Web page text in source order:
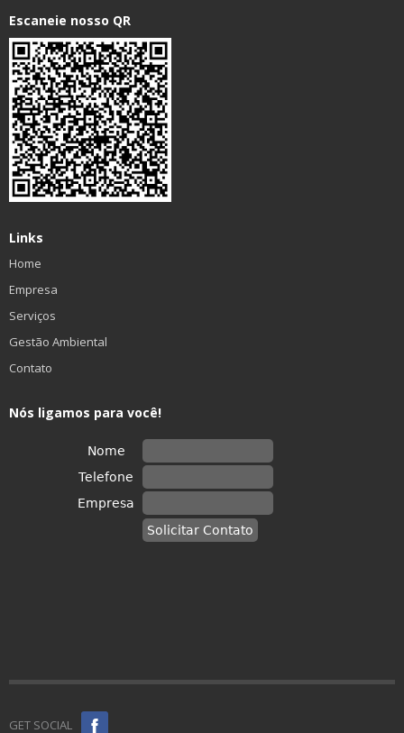
Escaneie nosso QR
Links
Home
Empresa
Serviços
Gestão Ambiental
Contato
Nós ligamos para você!
GET SOCIAL